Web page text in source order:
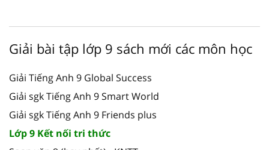
Giải bài tập lớp 9 sách mới các môn học
Giải Tiếng Anh 9 Global Success
Giải sgk Tiếng Anh 9 Smart World
Giải sgk Tiếng Anh 9 Friends plus
Lớp 9 Kết nối tri thức